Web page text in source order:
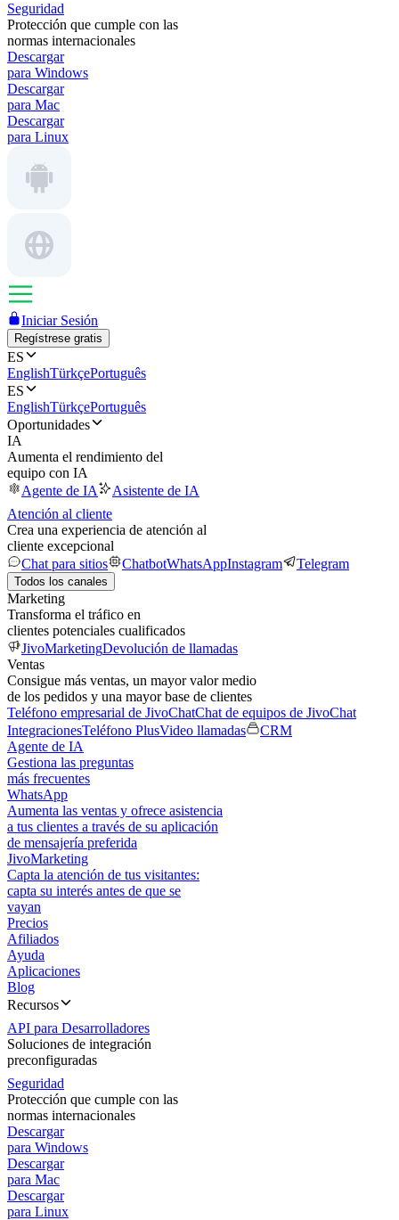
Seguridad
Protección que cumple con las
normas internacionales
Descargar
para Windows
Descargar
para Mac
Descargar
para Linux
Iniciar Sesión
Regístrese gratis
ES
EnglishTürkçePortuguês
ES
EnglishTürkçePortuguês
Oportunidades
IA
Aumenta el rendimiento del
equipo con IA
Agente de IA
Asistente de IA
Atención al cliente
Crea una experiencia de atención al
cliente excepcional
Chat para sitios
ChatbotWhatsAppInstagram Telegram
Todos los canales
Marketing
Transforma el tráfico en
clientes potenciales cualificados
JivoMarketingDevolución de llamadas
Ventas
Consigue más ventas, un mayor valor medio
de los pedidos y una mayor base de clientes
Teléfono empresarial de JivoChatChat de equipos de JivoChat
IntegracionesTeléfono PlusVideo llamadas
CRM
Agente de IA
Gestiona las preguntas
más frecuentes
WhatsApp
Aumenta las ventas y ofrece asistencia
a tus clientes a través de su aplicación
de mensajería preferida
JivoMarketing
Capta la atención de tus visitantes:
capta su interés antes de que se
vayan
Precios
Afiliados
Ayuda
Aplicaciones
Blog
Recursos
API para Desarrolladores
Soluciones de integración
preconfiguradas
Seguridad
Protección que cumple con las
normas internacionales
Descargar
para Windows
Descargar
para Mac
Descargar
para Linux